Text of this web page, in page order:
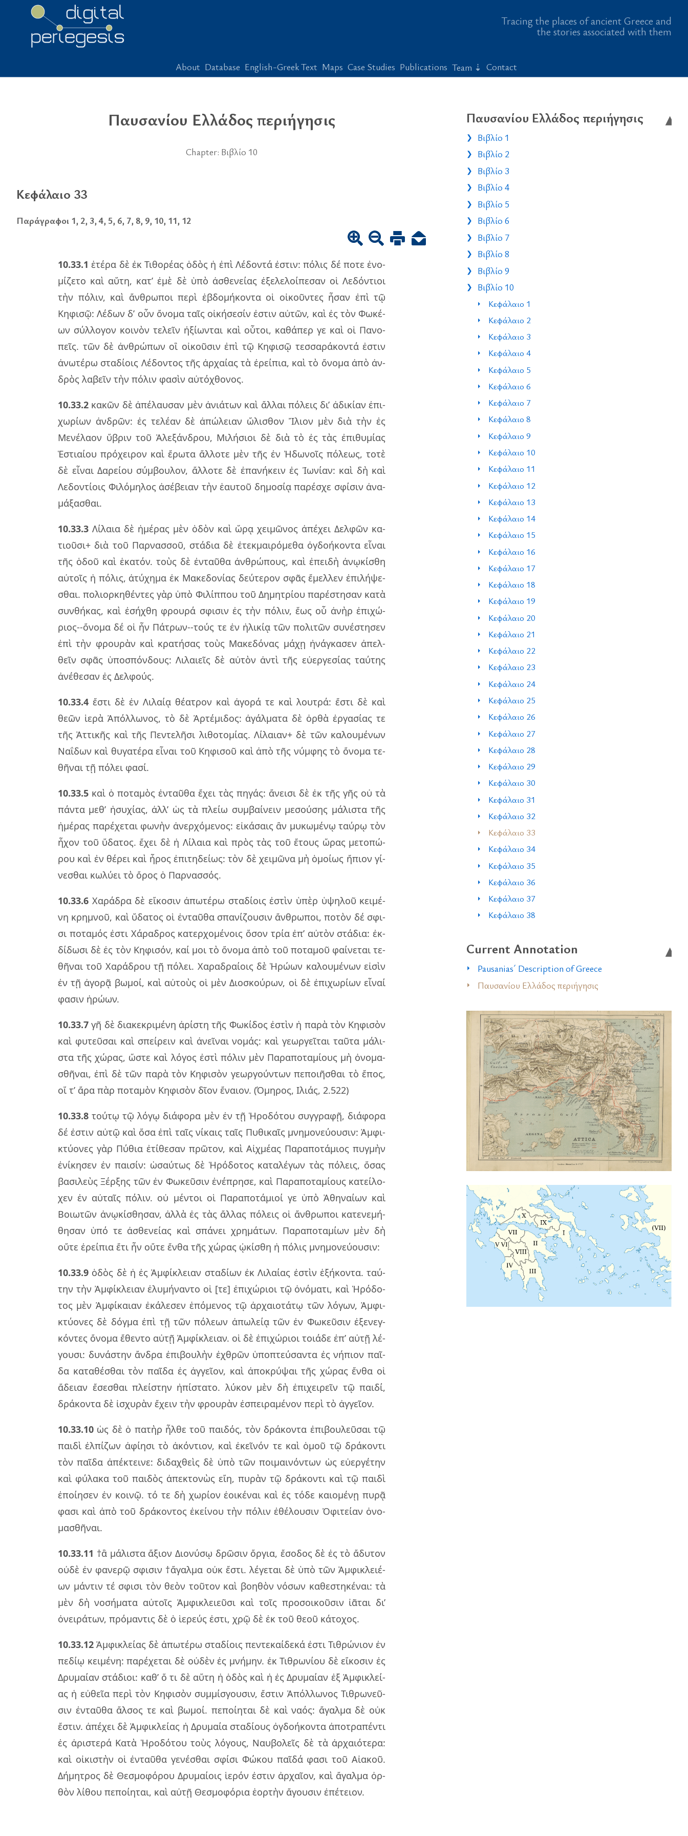
Tracing the places of ancient Greece and
the stories associated with them
About Database English-Greek Text Maps Case Studies Publications Team Contact
Παυσανίου Ελλάδος περιήγησις
Chapter: Βιβλίο 10
Κεφάλαιο 33
Παράγραφοι 1, 2, 3, 4, 5, 6, 7, 8, 9, 10, 11, 12
10.33.1 ἑτέ­ρα δὲ ἐκ Τιθο­ρέ­ας ὁδὸς ἡ ἐπὶ Λέδον­τά ἐστιν: πό­λις δέ ποτε ἐνο­
μί­ζε­το καὶ αὕτη, κατ’ ἐμὲ δὲ ὑπὸ ἀσθε­νεί­ας ἐξε­λε­λοί­πε­σαν οἱ Λεδόν­τιοι
τὴν πό­λιν, καὶ ἄν­θρω­ποι περὶ ἑβδο­μή­κον­τα οἱ οἰ­κοῦν­τες ἦσαν ἐπὶ τῷ
Κηφι­σῷ: Λέδων δ’ οὖν ὄνο­μα ταῖς οἰ­κή­σε­σίν ἐστιν αὐ­τῶν, καὶ ἐς τὸν Φωκέ­
ων σύλ­λο­γον κοι­νὸν τε­λεῖν ἠξί­ων­ται καὶ οὗ­τοι, κα­θά­περ γε καὶ οἱ Πανο­
πεῖς. τῶν δὲ ἀν­θρώ­πων οἳ οἰ­κοῦ­σιν ἐπὶ τῷ Κηφι­σῷ τεσ­σα­ρά­κον­τά ἐστιν
ἀνω­τέ­ρω στα­δί­οις Λέδον­τος τῆς ἀρ­χαί­ας τὰ ἐρεί­πια, καὶ τὸ ὄνο­μα ἀπὸ ἀν­
δρὸς λα­βεῖν τὴν πό­λιν φα­σὶν αὐ­τό­χθο­νος.
10.33.2 κα­κῶν δὲ ἀπέ­λαυ­σαν μὲν ἀνιά­των καὶ ἄλ­λαι πό­λεις δι’ ἀδι­κί­αν ἐπι­
χω­ρί­ων ἀν­δρῶν: ἐς τε­λέ­αν δὲ ἀπώ­λειαν ὤλι­σθον Ἴλιον μὲν διὰ τὴν ἐς
Μενέ­λα­ον ὕβριν τοῦ Ἀλε­ξάν­δρου, Μιλή­σιοι δὲ διὰ τὸ ἐς τὰς ἐπι­θυ­μί­ας
Ἑστιαί­ου πρό­χει­ρον καὶ ἔρω­τα ἄλ­λο­τε μὲν τῆς ἐν Ἠδω­νοῖς πό­λε­ως, τοτὲ
δὲ εἶ­ναι Δαρεί­ου σύμ­βου­λον, ἄλ­λο­τε δὲ ἐπα­νή­κειν ἐς Ἰωνί­αν: καὶ δὴ καὶ
Λεδον­τί­οις Φιλό­μη­λος ἀσέ­βειαν τὴν ἑαυ­τοῦ δη­μο­σίᾳ πα­ρέ­σχε σφί­σιν ἀνα­
μά­ξα­σθαι.
10.33.3 Λίλαια δὲ ἡμέ­ρας μὲν ὁδὸν καὶ ὥρᾳ χει­μῶ­νος ἀπέ­χει Δελ­φῶν κα­
τιοῦ­σι+ διὰ τοῦ Παρ­νασ­σοῦ, στά­δια δὲ ἐτε­κμαι­ρό­με­θα ὀγδο­ή­κον­τα εἶ­ναι
τῆς ὁδοῦ καὶ ἑκα­τόν. τοὺς δὲ ἐν­ταῦ­θα ἀν­θρώ­πους, καὶ ἐπει­δὴ ἀνῳ­κί­σθη
αὐ­τοῖς ἡ πό­λις, ἀτύ­χη­μα ἐκ Μακε­δο­νί­ας δεύ­τε­ρον σφᾶς ἔμελ­λεν ἐπι­λή­ψε­
σθαι. πο­λιορ­κη­θέν­τες γὰρ ὑπὸ Φιλίπ­που τοῦ Δημη­τρί­ου πα­ρέ­στη­σαν κατὰ
συν­θή­κας, καὶ ἐσή­χθη φρου­ρά σφι­σιν ἐς τὴν πό­λιν, ἕως οὗ ἀνὴρ ἐπι­χώ­
ριος--ὄνο­μα δέ οἱ ἦν Πάτρων--τούς τε ἐν ἡλι­κίᾳ τῶν πο­λι­τῶν συ­νέ­στη­σεν
ἐπὶ τὴν φρου­ρὰν καὶ κρα­τή­σας τοὺς Μακε­δό­νας μάχῃ ἠνάγ­κα­σεν ἀπελ­
θεῖν σφᾶς ὑπο­σπόν­δους: Λιλαιεῖς δὲ αὐ­τὸν ἀντὶ τῆς εὐ­ερ­γε­σί­ας ταύ­της
ἀνέ­θε­σαν ἐς Δελ­φούς.
10.33.4 ἔστι δὲ ἐν Λιλαίᾳ θέ­α­τρον καὶ ἀγο­ρά τε καὶ λου­τρά: ἔστι δὲ καὶ
θεῶν ἱερὰ Ἀπόλ­λω­νος, τὸ δὲ Ἀρτέ­μι­δος: ἀγάλ­μα­τα δὲ ὀρθὰ ἐρ­γα­σί­ας τε
τῆς Ἀττι­κῆς καὶ τῆς Πεν­τε­λῆ­σι λι­θο­το­μί­ας. Λίλαιαν+ δὲ τῶν κα­λου­μέ­νων
Ναΐ­δων καὶ θυ­γα­τέ­ρα εἶ­ναι τοῦ Κηφι­σοῦ καὶ ἀπὸ τῆς νύμ­φης τὸ ὄνο­μα τε­
θῆ­ναι τῇ πό­λει φασί.
10.33.5 καὶ ὁ πο­τα­μὸς ἐν­ταῦ­θα ἔχει τὰς πη­γάς: ἄνει­σι δὲ ἐκ τῆς γῆς οὐ τὰ
πάν­τα μεθ’ ἡσυ­χί­ας, ἀλλ’ ὡς τὰ πλείω συμ­βαί­νειν με­σού­σης μά­λι­στα τῆς
ἡμέ­ρας πα­ρέ­χε­ται φω­νὴν ἀνερ­χό­με­νος: εἰ­κά­σαις ἂν μυ­κω­μέ­νῳ ταύ­ρῳ τὸν
ἦχον τοῦ ὕδα­τος. ἔχει δὲ ἡ Λίλαια καὶ πρὸς τὰς τοῦ ἔτους ὥρας με­το­πώ­
ρου καὶ ἐν θέ­ρει καὶ ἦρος ἐπι­τη­δεί­ως: τὸν δὲ χει­μῶ­να μὴ ὁμοί­ως ἤπιον γί­
νε­σθαι κω­λύ­ει τὸ ὄρος ὁ Παρ­νασ­σός.
10.33.6 Χαρά­δρα δὲ εἴ­κο­σιν ἀπω­τέ­ρω στα­δί­οις ἐστὶν ὑπὲρ ὑψη­λοῦ κει­μέ­
νη κρη­μνοῦ, καὶ ὕδα­τος οἱ ἐν­ταῦ­θα σπα­νί­ζου­σιν ἄν­θρω­ποι, πο­τὸν δέ σφι­
σι πο­τα­μός ἐστι Χάρα­δρος κα­τερ­χο­μέ­νοις ὅσον τρία ἐπ’ αὐ­τὸν στά­δια: ἐκ­
δί­δω­σι δὲ ἐς τὸν Κηφι­σόν, καί μοι τὸ ὄνο­μα ἀπὸ τοῦ πο­τα­μοῦ φαί­νε­ται τε­
θῆ­ναι τοῦ Χαρά­δρου τῇ πό­λει. Χαρα­δραί­οις δὲ Ἡρώων κα­λου­μέ­νων εἰ­σὶν
ἐν τῇ ἀγο­ρᾷ βω­μοί, καὶ αὐ­τοὺς οἱ μὲν Διο­σκού­ρων, οἱ δὲ ἐπι­χω­ρί­ων εἶ­ναί
φα­σιν ἡρώ­ων.
10.33.7 γῆ δὲ δια­κε­κρι­μέ­νη ἀρί­στη τῆς Φωκί­δος ἐστὶν ἡ παρὰ τὸν Κηφι­σὸν
καὶ φυ­τεῦ­σαι καὶ σπεί­ρειν καὶ ἀνεῖ­ναι νο­μάς: καὶ γε­ωρ­γεῖ­ται ταῦ­τα μά­λι­
στα τῆς χώ­ρας, ὥστε καὶ λό­γος ἐστὶ πό­λιν μὲν Παρα­πο­τα­μί­ους μὴ ὀνο­μα­
σθῆ­ναι, ἐπὶ δὲ τῶν παρὰ τὸν Κηφι­σὸν γε­ωρ­γούν­των πε­ποι­ῆ­σθαι τὸ ἔπος,
οἵ τ’ ἄρα πὰρ πο­τα­μὸν Κηφι­σὸν δῖον ἔναιον. (Όμη­ρος, Ιλιάς, 2.522)
10.33.8 τού­τῳ τῷ λόγῳ διά­φο­ρα μὲν ἐν τῇ Ἡρο­δό­του συγ­γρα­φῇ, διά­φο­ρα
δέ ἐστιν αὐτῷ καὶ ὅσα ἐπὶ ταῖς νί­καις ταῖς Πυθι­καῖς μνη­μο­νεύ­ου­σιν: Ἀμφι­
κτύ­ο­νες γὰρ Πύθια ἐτί­θε­σαν πρῶ­τον, καὶ Αἰχ­μέ­ας Παρα­πο­τά­μιος πυγ­μὴν
ἐνί­κη­σεν ἐν παι­σίν: ὡσαύ­τως δὲ Ἡρό­δο­τος κα­τα­λέ­γων τὰς πό­λεις, ὅσας
βα­σι­λεὺς Ξέρ­ξης τῶν ἐν Φωκεῦ­σιν ἐνέ­πρη­σε, καὶ Παρα­πο­τα­μί­ους κα­τεί­λο­
χεν ἐν αὐ­ταῖς πό­λιν. οὐ μέν­τοι οἱ Παρα­πο­τά­μιοί γε ὑπὸ Ἀθη­ναί­ων καὶ
Βοιω­τῶν ἀνῳ­κί­σθη­σαν, ἀλλὰ ἐς τὰς ἄλ­λας πό­λεις οἱ ἄν­θρω­ποι κα­τε­νε­μή­
θη­σαν ὑπό τε ἀσθε­νεί­ας καὶ σπά­νει χρη­μά­των. Παρα­πο­τα­μί­ων μὲν δὴ
οὔτε ἐρεί­πια ἔτι ἦν οὔτε ἔνθα τῆς χώ­ρας ᾠκί­σθη ἡ πό­λις μνη­μο­νεύ­ου­σιν:
10.33.9 ὁδὸς δὲ ἡ ἐς Ἀμφί­κλειαν στα­δί­ων ἐκ Λιλαί­ας ἐστὶν ἑξή­κον­τα. ταύ­
την τὴν Ἀμφί­κλειαν ἐλυ­μή­ναν­το οἱ [τε] ἐπι­χώ­ριοι τῷ ὀνό­μα­τι, καὶ Ἡρό­δο­
τος μὲν Ἀμφί­καιαν ἐκά­λε­σεν ἑπό­με­νος τῷ ἀρ­χαιο­τά­τῳ τῶν λό­γων, Ἀμφι­
κτύ­ο­νες δὲ δόγ­μα ἐπὶ τῇ τῶν πό­λε­ων ἀπω­λείᾳ τῶν ἐν Φωκεῦ­σιν ἐξε­νεγ­
κόν­τες ὄνο­μα ἔθεν­το αὐτῇ Ἀμφί­κλειαν. οἱ δὲ ἐπι­χώ­ριοι τοιά­δε ἐπ’ αὐτῇ λέ­
γου­σι: δυ­νά­στην ἄν­δρα ἐπι­βου­λὴν ἐχθρῶν ὑπο­πτεύ­σαν­τα ἐς νή­πιον παῖ­
δα κα­τα­θέ­σθαι τὸν παῖ­δα ἐς ἀγ­γεῖ­ον, καὶ ἀπο­κρύ­ψαι τῆς χώ­ρας ἔνθα οἱ
ἄδειαν ἔσε­σθαι πλεί­στην ἠπί­στα­το. λύ­κον μὲν δὴ ἐπι­χει­ρεῖν τῷ παι­δί,
δρά­κον­τα δὲ ἰσχυ­ρὰν ἔχειν τὴν φρου­ρὰν ἐσπει­ρα­μέ­νον περὶ τὸ ἀγ­γεῖ­ον.
10.33.10 ὡς δὲ ὁ πα­τὴρ ἦλθε τοῦ παι­δός, τὸν δρά­κον­τα ἐπι­βου­λεῦ­σαι τῷ
παι­δὶ ἐλ­πί­ζων ἀφί­η­σι τὸ ἀκόν­τιον, καὶ ἐκεῖ­νόν τε καὶ ὁμοῦ τῷ δρά­κον­τι
τὸν παῖ­δα ἀπέ­κτει­νε: δι­δα­χθεὶς δὲ ὑπὸ τῶν ποι­μαι­νόν­των ὡς εὐ­ερ­γέ­την
καὶ φύ­λα­κα τοῦ παι­δὸς ἀπε­κτο­νὼς εἴη, πυ­ρὰν τῷ δρά­κον­τι καὶ τῷ παι­δὶ
ἐποί­η­σεν ἐν κοι­νῷ. τό τε δὴ χω­ρί­ον ἐοι­κέ­ναι καὶ ἐς τόδε καιο­μέ­νῃ πυρᾷ
φασι καὶ ἀπὸ τοῦ δρά­κον­τος ἐκεί­νου τὴν πό­λιν ἐθέ­λου­σιν Ὀφι­τεί­αν ὀνο­
μα­σθῆ­ναι.
10.33.11 †ἃ μά­λι­στα ἄξιον Διο­νύ­σῳ δρῶ­σιν ὄρ­για, ἔσο­δος δὲ ἐς τὸ ἄδυ­τον
οὐδὲ ἐν φα­νε­ρῷ σφι­σιν †ἄγαλ­μα οὐκ ἔστι. λέ­γε­ται δὲ ὑπὸ τῶν Ἀμφι­κλειέ­
ων μάν­τιν τέ σφι­σι τὸν θεὸν τοῦ­τον καὶ βο­η­θὸν νό­σων κα­θε­στη­κέ­ναι: τὰ
μὲν δὴ νο­σή­μα­τα αὐ­τοῖς Ἀμφι­κλειεῦ­σι καὶ τοῖς προ­σοι­κοῦ­σιν ἰᾶ­ται δι’
ὀνει­ρά­των, πρό­μαν­τις δὲ ὁ ἱε­ρεύς ἐστι, χρῷ δὲ ἐκ τοῦ θεοῦ κά­το­χος.
10.33.12 Ἀμφι­κλεί­ας δὲ ἀπω­τέ­ρω στα­δί­οις πεν­τε­καί­δε­κά ἐστι Τιθρώ­νιον ἐν
πε­δίῳ κει­μέ­νη: πα­ρέ­χε­ται δὲ οὐ­δὲν ἐς μνή­μην. ἐκ Τιθρω­νί­ου δὲ εἴ­κο­σιν ἐς
Δρυ­μαί­αν στά­διοι: καθ’ ὅ τι δὲ αὕτη ἡ ὁδὸς καὶ ἡ ἐς Δρυ­μαί­αν ἐξ Ἀμφι­κλεί­
ας ἡ εὐ­θεῖα περὶ τὸν Κηφι­σὸν συμ­μί­σγου­σιν, ἔστιν Ἀπόλ­λω­νος Τιθρω­νεῦ­
σιν ἐν­ταῦ­θα ἄλ­σος τε καὶ βω­μοί. πε­ποί­η­ται δὲ καὶ ναός: ἄγαλ­μα δὲ οὐκ
ἔστιν. ἀπέ­χει δὲ Ἀμφι­κλεί­ας ἡ Δρυ­μαία στα­δί­ους ὀγδο­ή­κον­τα ἀπο­τρα­πέν­τι
ἐς ἀρι­στε­ρά Κατὰ Ἡρο­δό­του τοὺς λό­γους, Ναυ­βο­λεῖς δὲ τὰ ἀρ­χαιό­τε­ρα:
καὶ οἰ­κι­στὴν οἱ ἐν­ταῦ­θα γε­νέ­σθαι σφί­σι Φώκου παῖ­δά φασι τοῦ Αἰα­κοῦ.
Δήμη­τρος δὲ Θεσμο­φό­ρου Δρυ­μαί­οις ἱε­ρόν ἐστιν ἀρ­χαῖ­ον, καὶ ἄγαλ­μα ὀρ­
θὸν λί­θου πε­ποί­η­ται, καὶ αὐτῇ Θεσμο­φό­ρια ἑορ­τὴν ἄγου­σιν ἐπέ­τειον.
Παυσανίου Ελλάδος περιήγησις
Βιβλίο 1
Βιβλίο 2
Βιβλίο 3
Βιβλίο 4
Βιβλίο 5
Βιβλίο 6
Βιβλίο 7
Βιβλίο 8
Βιβλίο 9
Βιβλίο 10
Κεφάλαιο 1
Κεφάλαιο 2
Κεφάλαιο 3
Κεφάλαιο 4
Κεφάλαιο 5
Κεφάλαιο 6
Κεφάλαιο 7
Κεφάλαιο 8
Κεφάλαιο 9
Κεφάλαιο 10
Κεφάλαιο 11
Κεφάλαιο 12
Κεφάλαιο 13
Κεφάλαιο 14
Κεφάλαιο 15
Κεφάλαιο 16
Κεφάλαιο 17
Κεφάλαιο 18
Κεφάλαιο 19
Κεφάλαιο 20
Κεφάλαιο 21
Κεφάλαιο 22
Κεφάλαιο 23
Κεφάλαιο 24
Κεφάλαιο 25
Κεφάλαιο 26
Κεφάλαιο 27
Κεφάλαιο 28
Κεφάλαιο 29
Κεφάλαιο 30
Κεφάλαιο 31
Κεφάλαιο 32
Κεφάλαιο 33
Κεφάλαιο 34
Κεφάλαιο 35
Κεφάλαιο 36
Κεφάλαιο 37
Κεφάλαιο 38
Current Annotation
Pausanias´ Description of Greece
Παυσανίου Ελλάδος περιήγησις